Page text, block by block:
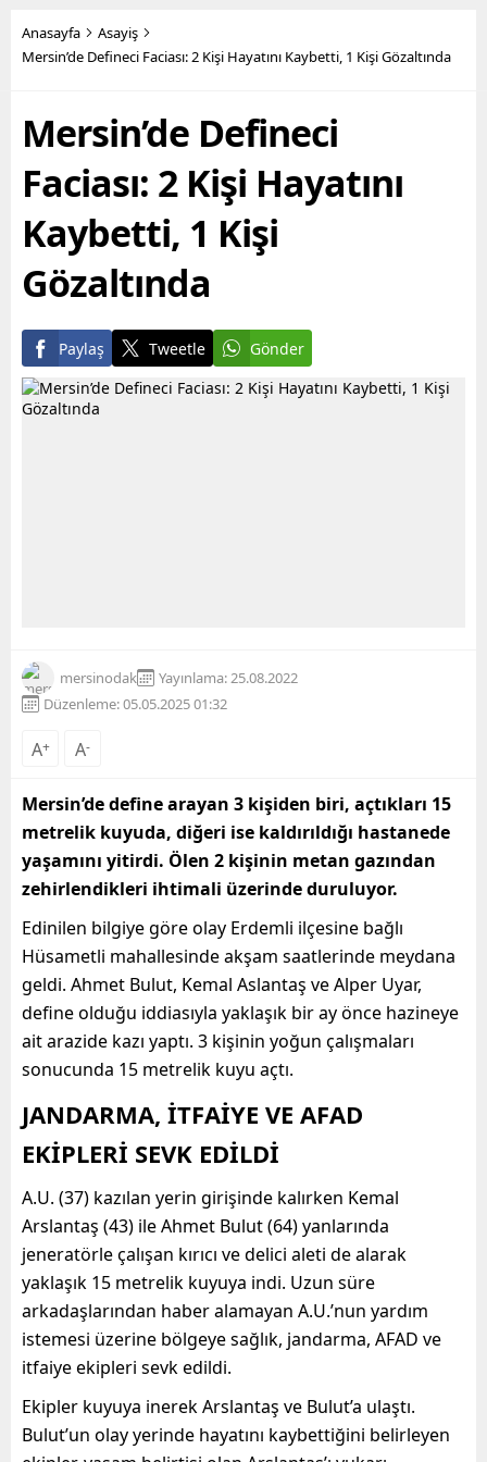
Başkanı Vahap Seçer’in
öncülüğünde hayata
manevi olarak nefes
alabilmesine destek
Büyükşehir...
ekipleri, son olarak Bahçe
katlı iki ayrı metruk
yapının...
Anasayfa
Asayiş
Mersin’de Defineci Faciası: 2 Kişi Hayatını Kaybetti, 1 Kişi Gözaltında
Mersin’de Defineci
Faciası: 2 Kişi Hayatını
Kaybetti, 1 Kişi
Gözaltında
Paylaş Tweetle Gönder
mersinodak
Yayınlama: 25.08.2022
Düzenleme: 05.05.2025 01:32
A+ A-
Mersin’de define arayan 3 kişiden biri, açtıkları 15
metrelik kuyuda, diğeri ise kaldırıldığı hastanede
yaşamını yitirdi. Ölen 2 kişinin metan gazından
zehirlendikleri ihtimali üzerinde duruluyor.
Edinilen bilgiye göre olay Erdemli ilçesine bağlı
Hüsametli mahallesinde akşam saatlerinde meydana
geldi. Ahmet Bulut, Kemal Aslantaş ve Alper Uyar,
define olduğu iddiasıyla yaklaşık bir ay önce hazineye
ait arazide kazı yaptı. 3 kişinin yoğun çalışmaları
sonucunda 15 metrelik kuyu açtı.
JANDARMA, İTFAİYE VE AFAD
EKİPLERİ SEVK EDİLDİ
A.U. (37) kazılan yerin girişinde kalırken Kemal
Arslantaş (43) ile Ahmet Bulut (64) yanlarında
jeneratörle çalışan kırıcı ve delici aleti de alarak
yaklaşık 15 metrelik kuyuya indi. Uzun süre
arkadaşlarından haber alamayan A.U.’nun yardım
istemesi üzerine bölgeye sağlık, jandarma, AFAD ve
itfaiye ekipleri sevk edildi.
Ekipler kuyuya inerek Arslantaş ve Bulut’a ulaştı.
Bulut’un olay yerinde hayatını kaybettiğini belirleyen